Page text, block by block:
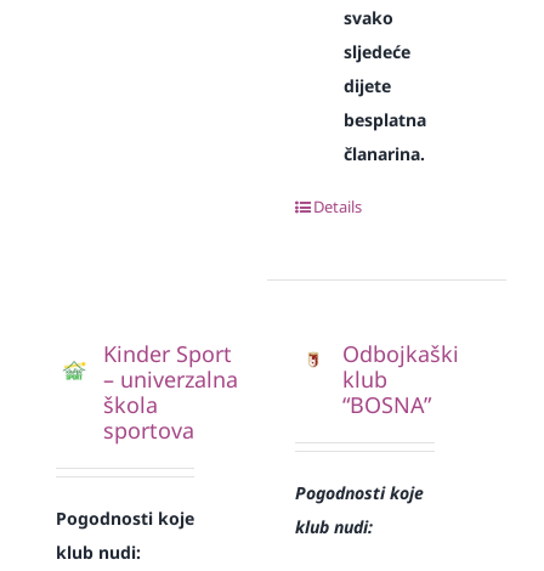
svako
sljedeće
dijete
besplatna
članarina.
Details
Kinder Sport
– univerzalna
škola
sportova
Pogodnosti koje
klub nudi:
Odbojkaški
klub
“BOSNA”
Pogodnosti koje
klub nudi: